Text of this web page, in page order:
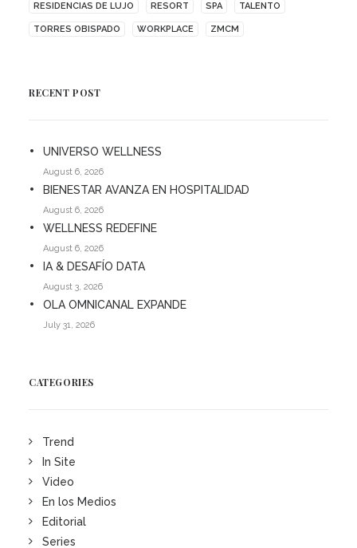
RESIDENCIAS DE LUJO RESORT SPA TALENTO
TORRES OBISPADO WORKPLACE ZMCM
RECENT POST
UNIVERSO WELLNESS
August 6, 2026
BIENESTAR AVANZA EN HOSPITALIDAD
August 6, 2026
WELLNESS REDEFINE
August 6, 2026
IA & DESAFÍO DATA
August 3, 2026
OLA OMNICANAL EXPANDE
July 31, 2026
CATEGORIES
Trend
In Site
Video
En los Medios
Editorial
Series